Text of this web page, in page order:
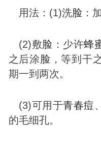
用法：(1)洗脸 ：
(2)敷脸 ：少许蜂
之后涂脸 ，等到干
期一到两次。
(3)可用于青春痘
的毛细孔。